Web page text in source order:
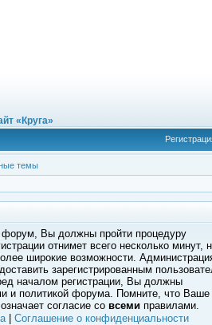
«Круга»
темы
форум, Вы должны пройти процедуру
отнимет всего несколько минут,
широкие возможности.
зарегистрированным
началом регистрации, Вы должны
и политикой форума. Помните, что Ваше
согласие со всеми правилами.
| Соглашение о конфиденциальности